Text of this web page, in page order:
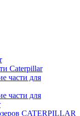
Caterpillar
части для
части для
CATERPILLAR